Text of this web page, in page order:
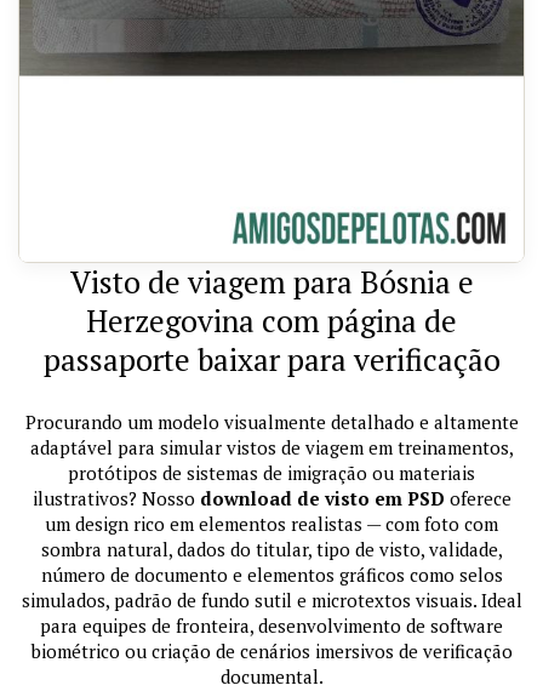
Visto de viagem para Bósnia e
Herzegovina com página de
passaporte baixar para verificação
Procurando um modelo visualmente detalhado e altamente
adaptável para simular vistos de viagem em treinamentos,
protótipos de sistemas de imigração ou materiais
ilustrativos? Nosso download de visto em PSD oferece
um design rico em elementos realistas — com foto com
sombra natural, dados do titular, tipo de visto, validade,
número de documento e elementos gráficos como selos
simulados, padrão de fundo sutil e microtextos visuais. Ideal
para equipes de fronteira, desenvolvimento de software
biométrico ou criação de cenários imersivos de verificação
documental.